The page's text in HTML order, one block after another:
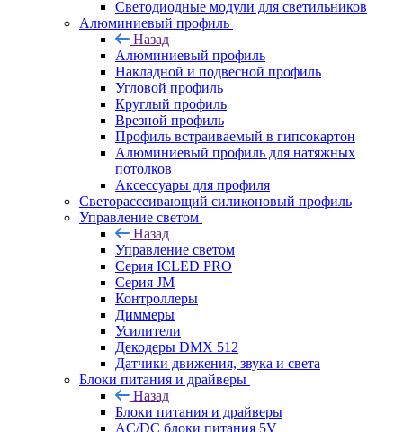
Светодиодные модули для светильников
Алюминиевый профиль
Назад
Алюминиевый профиль
Накладной и подвесной профиль
Угловой профиль
Круглый профиль
Врезной профиль
Профиль встраиваемый в гипсокартон
Алюминиевый профиль для натяжных
потолков
Аксессуары для профиля
Светорассеивающий силиконовый профиль
Управление светом
Назад
Управление светом
Серия ICLED PRO
Серия JM
Контроллеры
Диммеры
Усилители
Декодеры DMX 512
Датчики движения, звука и света
Блоки питания и драйверы
Назад
Блоки питания и драйверы
AC/DC блоки питания 5V